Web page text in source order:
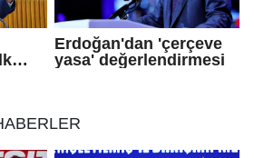
Erdoğan'dan 'çerçeve
yasa' değerlendirmesi